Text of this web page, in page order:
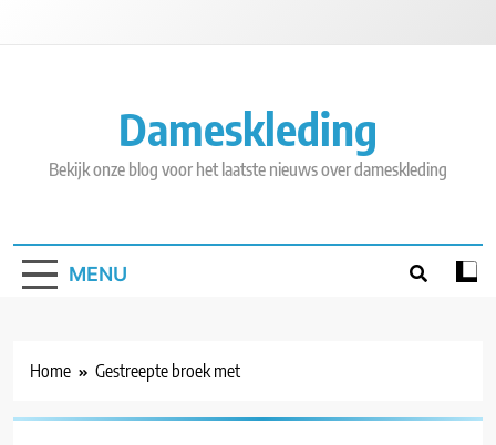
Dameskleding
Bekijk onze blog voor het laatste nieuws over dameskleding
MENU
Home Gestreepte broek met